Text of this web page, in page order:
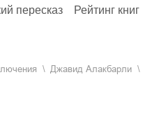
пересказ
Рейтинг книг
Джавид Алакбарли